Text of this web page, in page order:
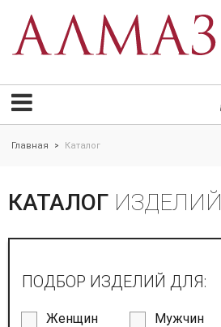
Главная > Каталог
КАТАЛОГ ИЗДЕЛИЙ
ПОДБОР ИЗДЕЛИЙ ДЛЯ:
Женщин Мужчин